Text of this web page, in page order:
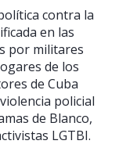
contra la
en las
por militares
de los
de Cuba
policial
de Blanco,
LGTBI.